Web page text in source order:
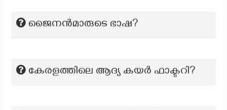
ജൈനൻമാരുടെ ഭാഷ?
കേരളത്തിലെ ആദ്യ കയര്‍ ഫാക്ടറി?